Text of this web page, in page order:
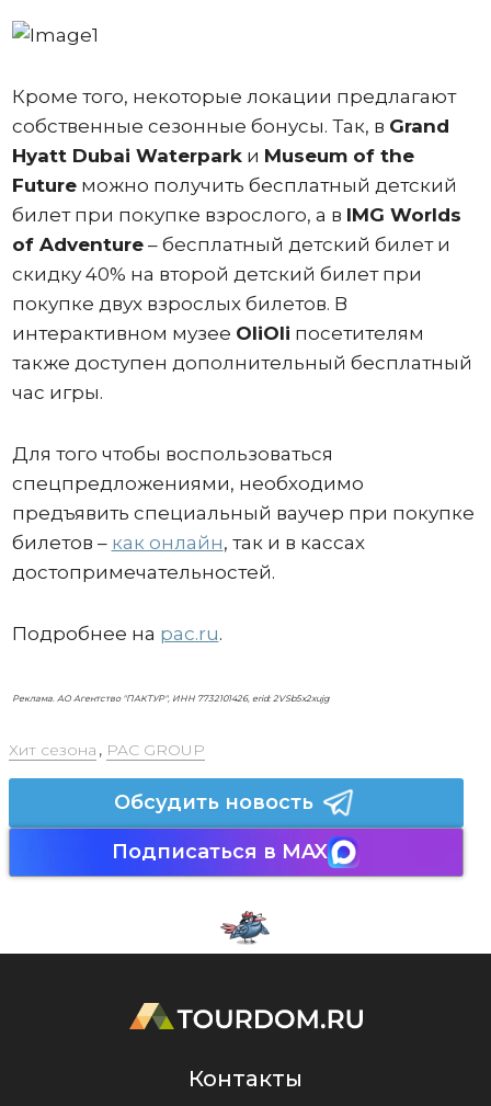
Кроме того, некоторые локации предлагают
собственные сезонные бонусы. Так, в Grand
Hyatt Dubai Waterparkи Museum of the
Futureможно получить бесплатный детский
билет при покупке взрослого, а в IMG Worlds
of Adventure– бесплатный детский билет и
скидку 40% на второй детский билет при
покупке двух взрослых билетов. В
интерактивном музее OliOli посетителям
также доступен дополнительный бесплатный
час игры.
Для того чтобы воспользоваться
спецпредложениями, необходимо
предъявить специальный ваучер при покупке
билетов – как онлайн, так и в кассах
достопримечательностей.
Подробнее на pac.ru.
Реклама. АО Агентство "ПАКТУР", ИНН 7732101426, erid: 2VSb5x2xujg
Хит сезона , PAC GROUP
Обсудить новость
Подписаться в MAX
Контакты